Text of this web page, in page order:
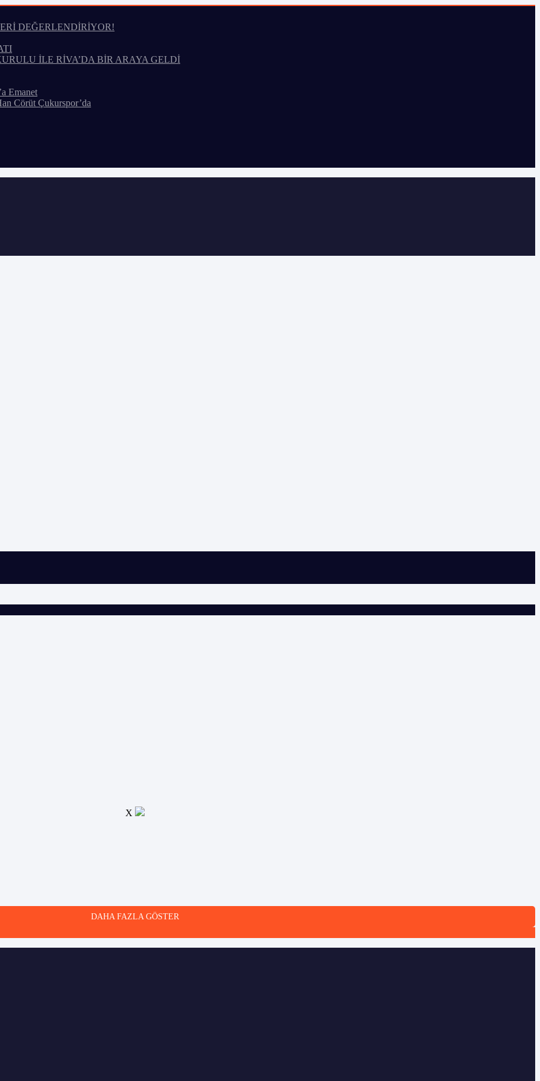
DEĞERLENDİRİYOR!
İLE RİVA’DA BİR ARAYA GELDİ
Emanet
Cörüt Çukurspor’da
X
DAHA FAZLA GÖSTER